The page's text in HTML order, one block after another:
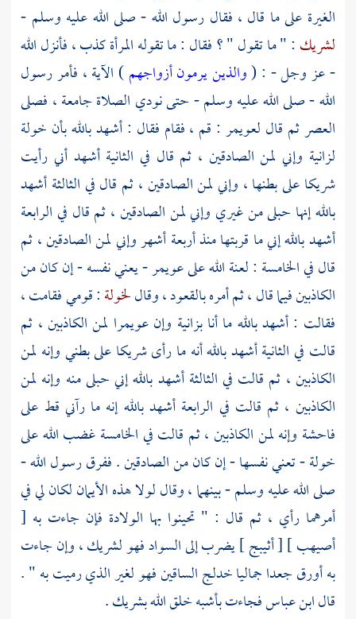
الغيرة على ما قال ، فقال رسول الله - صلى الله عليه وسلم -
لشريك : " ما تقول " ؟ فقال : ما تقوله المرأة كذب ، فأنزل الله
- عز وجل - : (والذين يرمون أزواجهم) الآية ، فأمر رسول
الله - صلى الله عليه وسلم - حتى نودي الصلاة جامعة ، فصلى
العصر ثم قال لعويمر : قم ، فقام فقال : أشهد بالله بأن خولة
لزانية وإني لمن الصادقين ، ثم قال في الثانية أشهد أني رأيت
شريكا على بطنها ، وإني لمن الصادقين ، ثم قال في الثالثة أشهد
بالله إنها حبلى من غيري وإني لمن الصادقين ، ثم قال في الرابعة
أشهد بالله إني ما قربتها منذ أربعة أشهر وإني لمن الصادقين ، ثم
قال في الخامسة : لعنة الله على عويمر - يعني نفسه - إن كان من
الكاذبين فيما قال ، ثم أمره بالقعود ، وقاللخولة: قومي فقامت ،
فقالت : أشهد بالله ما أنا بزانية وإن عويمرا لمن الكاذبين ، ثم
قالت في الثانية أشهد بالله أنه ما رأى شريكا على بطني وإنه لمن
الكاذبين ، ثم قالت في الثالثة أشهد بالله إني حبلى منه وإنه لمن
الكاذبين ، ثم قالت في الرابعة أشهد بالله إنه ما رآني قط على
فاحشة وإنه لمن الكاذبين ، ثم قالت في الخامسة غضب الله على
خولة- تعني نفسها - إن كان من الصادقين . ففرق رسول الله -
صلى الله عليه وسلم - بينهما ، وقال لولا هذه الأيمان لكان لي في
أمرهما رأي ، ثم قال : " تحينوا بها الولادة فإن جاءت به [
أصيهب ] [ أثيبج ] يضرب إلى السواد فهو لشريك ، وإن جاءت
به أورق جعدا جماليا خدلج الساقين فهو لغير الذي رميت به " .
قالابن عباسفجاءت بأشبه خلق الله بشريك .